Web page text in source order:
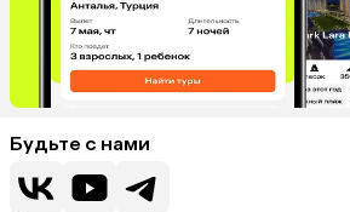
Будьте с нами